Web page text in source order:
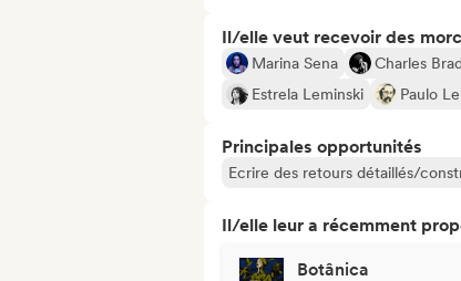
Il/elle veut recevoir des
Marina Sena Charles
Estrela Leminski
Paulo
Principales opportunités
Ecrire des retours détaillés/
Il/elle leur a récemment
Botânica